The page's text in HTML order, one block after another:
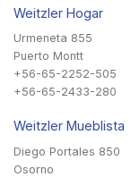
Weitzler Hogar
Urmeneta 855
Puerto Montt
+56-65-2252-505
+56-65-2433-280
Weitzler Mueblista
Diego Portales 850
Osorno